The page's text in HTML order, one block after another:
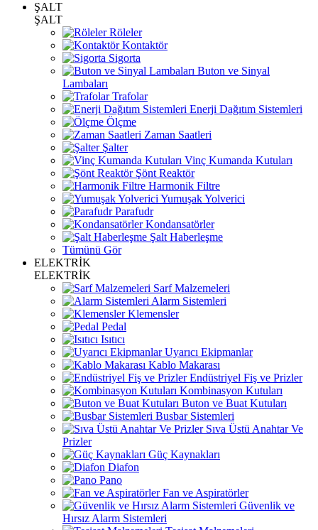
ŞALT
ŞALT
Röleler
Kontaktör
Sigorta
Buton ve Sinyal
Lambaları
Trafolar
Enerji Dağıtım Sistemleri
Ölçme
Zaman Saatleri
Şalter
Vinç Kumanda Kutuları
Şönt Reaktör
Harmonik Filtre
Yumuşak Yolverici
Parafudr
Kondansatörler
Şalt Haberleşme
Tümünü Gör
ELEKTRİK
ELEKTRİK
Sarf Malzemeleri
Alarm Sistemleri
Klemensler
Pedal
Isıtıcı
Uyarıcı Ekipmanlar
Kablo Makarası
Endüstriyel Fiş ve Prizler
Kombinasyon Kutuları
Buton ve Buat Kutuları
Busbar Sistemleri
Sıva Üstü Anahtar Ve
Prizler
Güç Kaynakları
Diafon
Pano
Fan ve Aspiratörler
Güvenlik ve
Hırsız Alarm Sistemleri